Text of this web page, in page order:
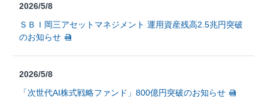
2026/5/8
ＳＢＩ岡三アセットマネジメント 運用資産残高2.5兆円突破
のお知らせ
2026/5/8
「次世代AI株式戦略ファンド」800億円突破のお知らせ